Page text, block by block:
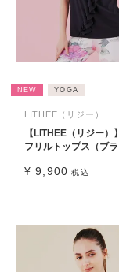
NEW YOGA
LITHEE（リジー）
【LITHEE（リジー）
フリルトップス（ブラ
¥ 9,900 税込